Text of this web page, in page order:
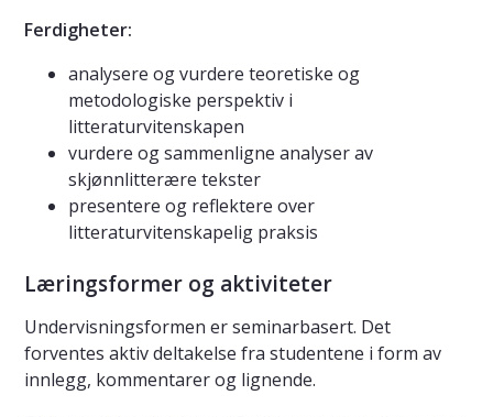
Ferdigheter:
analysere og vurdere teoretiske og
metodologiske perspektiv i
litteraturvitenskapen
vurdere og sammenligne analyser av
skjønnlitterære tekster
presentere og reflektere over
litteraturvitenskapelig praksis
Læringsformer og aktiviteter
Undervisningsformen er seminarbasert. Det
forventes aktiv deltakelse fra studentene i form av
innlegg, kommentarer og lignende.